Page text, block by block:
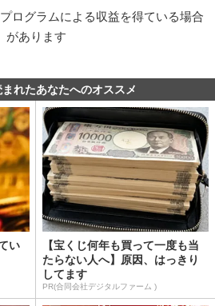
ログラムによる収益を得ている場合
があります
れたあなたへのオススメ
い
【宝くじ何年も買って一度も当
たらない人へ】原因、はっきり
してます
PR(合同会社デジタルファーム )